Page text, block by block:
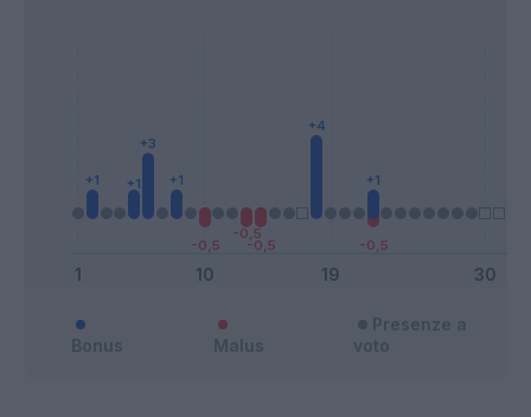
Bonus Malus
Presenze a
voto